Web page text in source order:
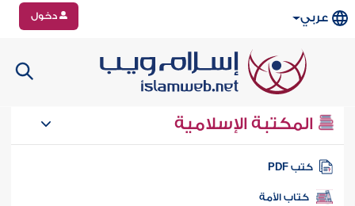
عربي دخول
المكتبة الإسلامية
كتب PDF